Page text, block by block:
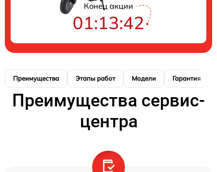
Конец акции
01:13:41
Преимущества Этапы работ Модели Гарантия
Преимущества сервис-
центра